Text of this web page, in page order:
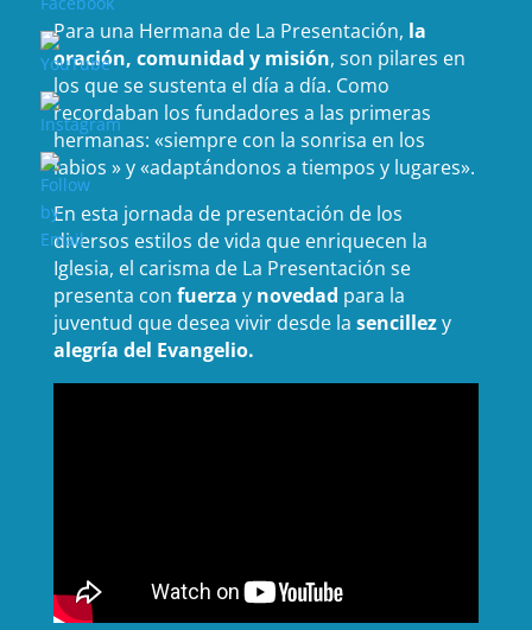
Para una Hermana de La Presentación, la
oración, comunidad y misión, son pilares en
los que se sustenta el día a día. Como
recordaban los fundadores a las primeras
hermanas: «siempre con la sonrisa en los
labios » y «adaptándonos a tiempos y lugares».
En esta jornada de presentación de los
diversos estilos de vida que enriquecen la
Iglesia, el carisma de La Presentación se
presenta con fuerza y novedad para la
juventud que desea vivir desde la sencillezy
alegría del Evangelio.